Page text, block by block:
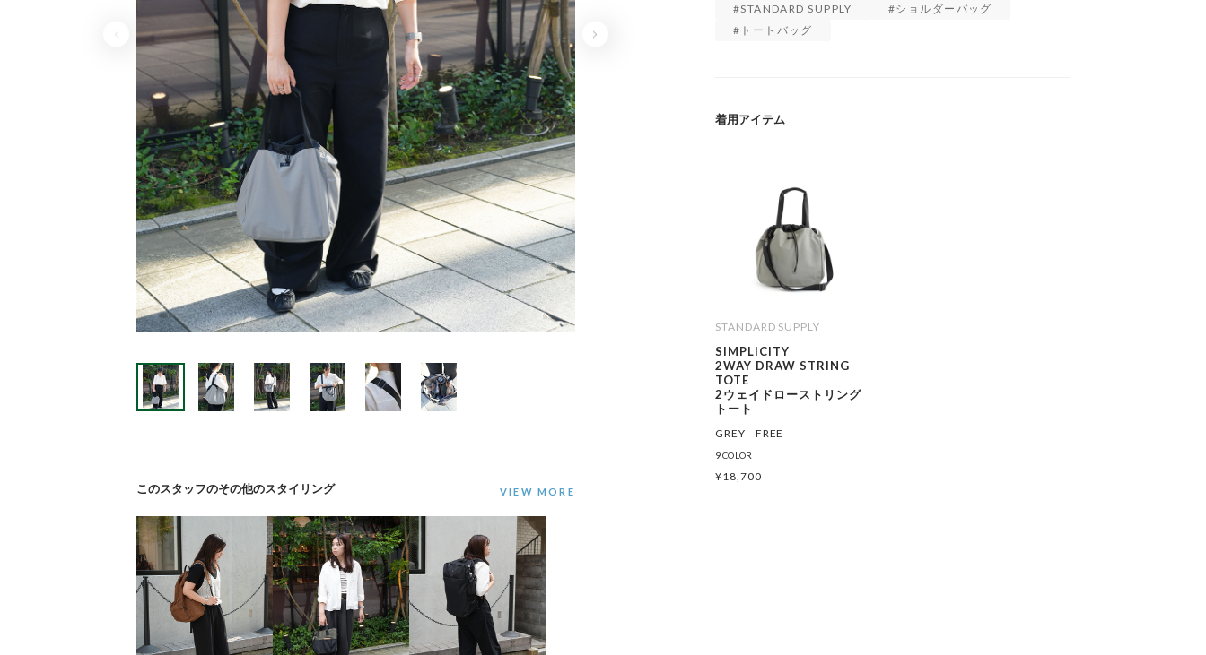
このスタッフのその他のスタイリング
STANDARD SUPPLY
ショルダーバッグ
トートバッグ
着用アイテム
STANDARD SUPPLY
SIMPLICITY
2WAY DRAW STRING
TOTE
2ウェイドローストリング
トート
GREY FREE
9 COLOR
¥18,700